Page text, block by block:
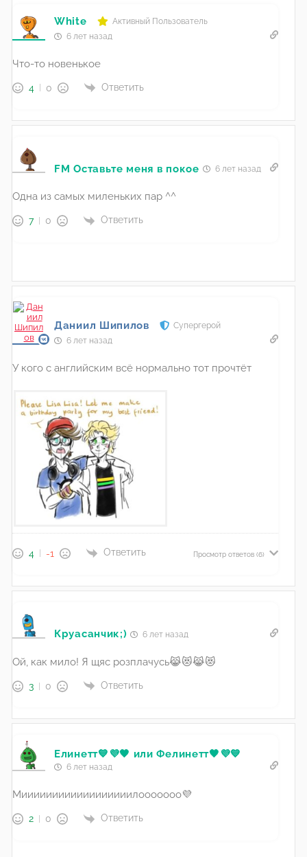
White
Активный Пользователь
6 лет назад
Что-то новенькое
4 0 Ответить
FM Оставьте меня в покое 6 лет назад
Одна из самых миленьких пар ^^
7 0 Ответить
Даниил Шипилов
Супергерой
6 лет назад
У кого с английским всё нормально тот прочтёт
4 -1 Ответить Просмотр ответов (6)
Круасанчик;) 6 лет назад
Ой, как мило! Я щяс розплачусь😹😻😹😻
3 0 Ответить
Елинетт💙💜🖤 или Фелинетт🖤💜💙
6 лет назад
Миииииииииииииииииилооооооо💜
2 0 Ответить